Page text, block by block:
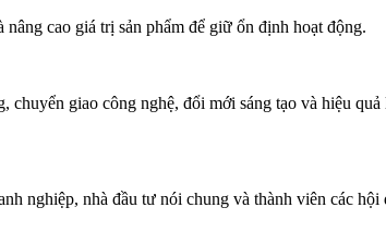
cao giá trị sản phẩm để giữ ổn định hoạt động.
giao công nghệ, đổi mới sáng tạo và hiệu
nghiệp, nhà đầu tư nói chung và thành viên các hội